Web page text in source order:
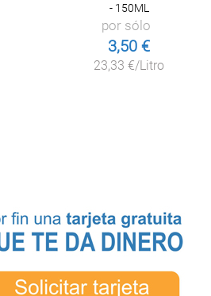
- 150ML
por sólo
3,50 €
23,33 €/Litro